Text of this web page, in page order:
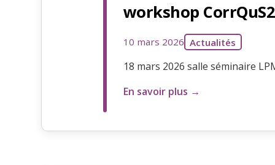
workshop
10 mars 2026 Actualités
18 mars 2026 salle séminaire
En savoir plus →